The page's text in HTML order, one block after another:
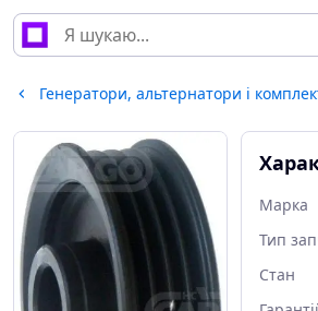
Генератори, альтернатори і
Марка
Тип
Стан